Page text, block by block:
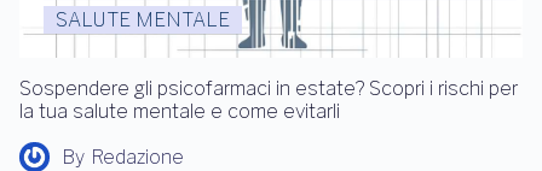
SALUTE MENTALE
Sospendere gli psicofarmaci in estate? Scopri i rischi per
la tua salute mentale e come evitarli
By Redazione